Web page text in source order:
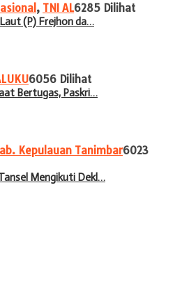
, TNI AL6285 Dilihat
(P) Frejhon da…
6056 Dilihat
Bertugas, Paskri…
Kepulauan Tanimbar6023
Mengikuti Dekl…